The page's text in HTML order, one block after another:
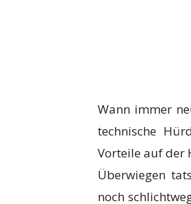
Wann immer
technische
Vorteile auf der
Überwiegen
noch